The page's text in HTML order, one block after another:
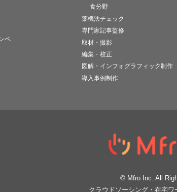
ペ
食分野
薬機法チェック
専門家記事監修
取材・撮影
編集・校正
図解・インフォグラフィック制作
導入事例制作
© Mfro Inc. All
クラウドソーシング・在宅ワ